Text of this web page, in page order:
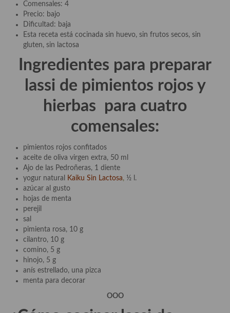
Mojos y pastas
Sales y polvos
Adobos
demás
Entrantes y primeros platos
Ensaladas
Entrantes
Gazpachos, salmorejos, sopas y cremas frías
Quínoa
Pasta
Legumbres y cereales
Comensales: 4
Precio: bajo
Dificultad: baja
Esta receta está cocinada sin huevo, sin frutos secos, sin
gluten, sin lactosa
Ingredientes para preparar
lassi de pimientos rojos y
hierbas para cuatro
comensales:
pimientos rojos confitados
aceite de oliva virgen extra, 50 ml
Ajo de las Pedroñeras, 1 diente
yogur natural
Kaiku Sin Lactosa, ½ l.
azúcar al gusto
hojas de menta
perejil
sal
pimienta rosa, 10 g
cilantro, 10 g
comino, 5 g
hinojo, 5 g
anís estrellado, una pizca
menta para decorar
OOO